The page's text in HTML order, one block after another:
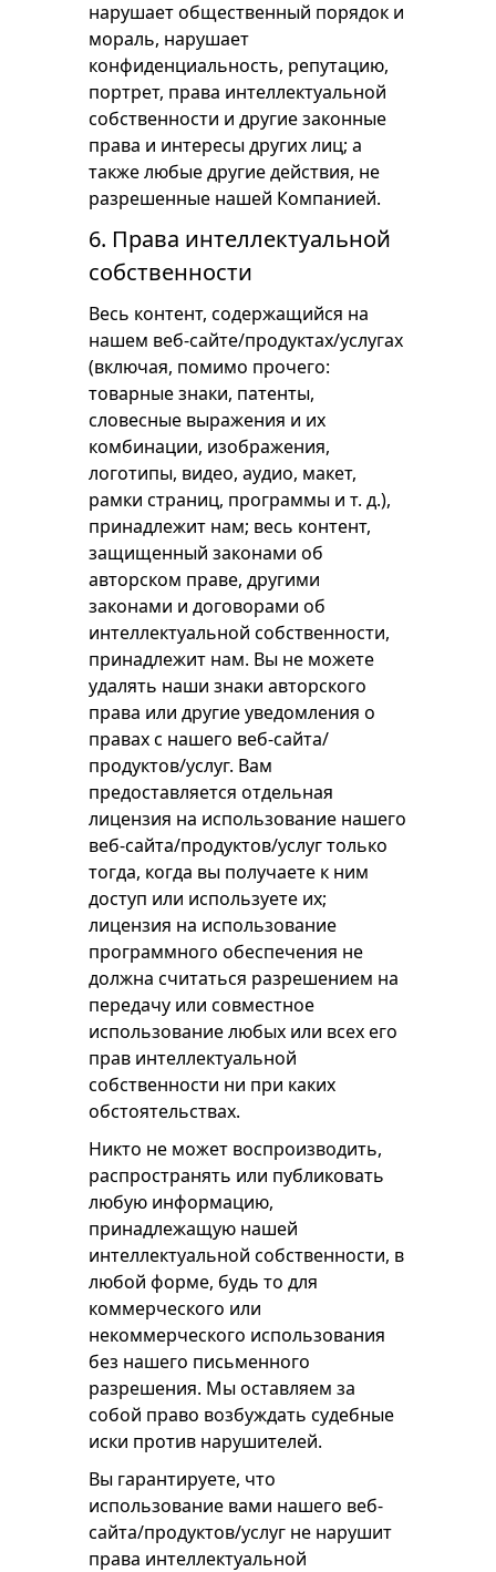
нарушает общественный порядок и
мораль, нарушает
конфиденциальность, репутацию,
портрет, права интеллектуальной
собственности и другие законные
права и интересы других лиц; а
также любые другие действия, не
разрешенные нашей Компанией.
6. Права интеллектуальной
собственности
Весь контент, содержащийся на
нашем веб-сайте/продуктах/услугах
(включая, помимо прочего:
товарные знаки, патенты,
словесные выражения и их
комбинации, изображения,
логотипы, видео, аудио, макет,
рамки страниц, программы и т. д.),
принадлежит нам; весь контент,
защищенный законами об
авторском праве, другими
законами и договорами об
интеллектуальной собственности,
принадлежит нам. Вы не можете
удалять наши знаки авторского
права или другие уведомления о
правах с нашего веб-сайта/
продуктов/услуг. Вам
предоставляется отдельная
лицензия на использование нашего
веб-сайта/продуктов/услуг только
тогда, когда вы получаете к ним
доступ или используете их;
лицензия на использование
программного обеспечения не
должна считаться разрешением на
передачу или совместное
использование любых или всех его
прав интеллектуальной
собственности ни при каких
обстоятельствах.
Никто не может воспроизводить,
распространять или публиковать
любую информацию,
принадлежащую нашей
интеллектуальной собственности, в
любой форме, будь то для
коммерческого или
некоммерческого использования
без нашего письменного
разрешения. Мы оставляем за
собой право возбуждать судебные
иски против нарушителей.
Вы гарантируете, что
использование вами нашего веб-
сайта/продуктов/услуг не нарушит
права интеллектуальной